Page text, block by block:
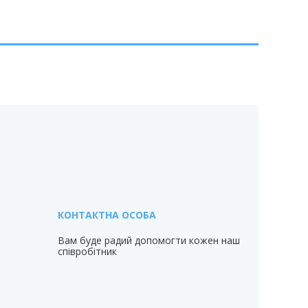
Вам буде радий допомогти кожен наш
співробітник